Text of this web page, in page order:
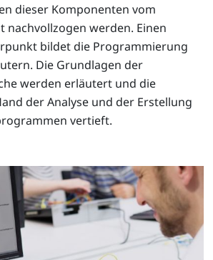
dieser Komponenten vom
nachvollzogen werden. Einen
bildet die Programmierung
Die Grundlagen der
werden erläutert und die
der Analyse und der Erstellung
vertieft.